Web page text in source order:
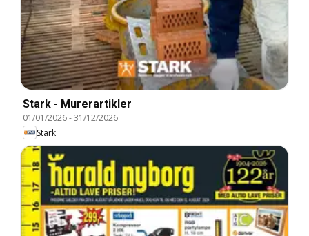
Stark - Murerartikler
01/01/2026-31/12/2026
Stark